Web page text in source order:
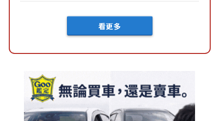
看更多